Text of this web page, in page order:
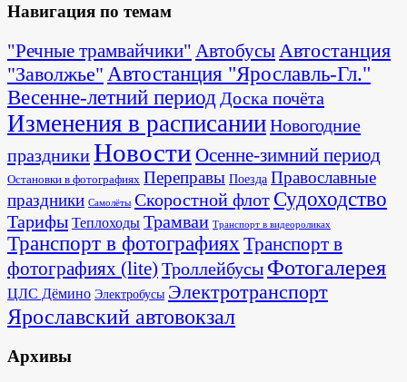
Навигация по темам
"Речные трамвайчики" АвтобусыАвтостанция
"Заволжье" Автостанция "Ярославль-Гл."
Весенне-летний период Доска почёта
Изменения в расписанииНовогодние
праздникиНовости Осенне-зимний период
Остановки в фотографиях Переправы Поезда Православные
праздники Самолёты Скоростной флот Судоходство
Тарифы Теплоходы Трамваи Транспорт в видеороликах
Транспорт в фотографияхТранспорт в
фотографиях (lite) Троллейбусы Фотогалерея
ЦЛС Дёмино Электробусы Электротранспорт
Ярославский автовокзал
Архивы